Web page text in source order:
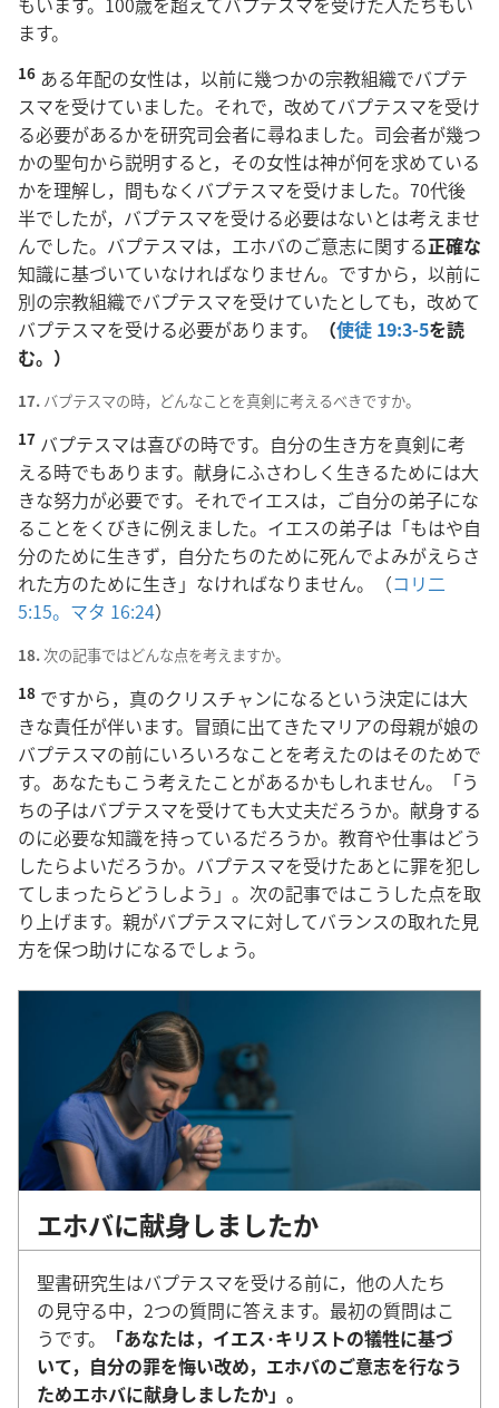
ます。
16 ある年配の女性は，以前に幾つかの宗教組織でバプテ
スマを受けていました。それで，改めてバプテスマを受け
る必要があるかを研究司会者に尋ねました。司会者が幾つ
かの聖句から説明すると，その女性は神が何を求めている
かを理解し，間もなくバプテスマを受けました。70代後
半でしたが，バプテスマを受ける必要はないとは考えませ
んでした。バプテスマは，エホバのご意志に関する正確な
知識に基づいていなければなりません。ですから，以前に
別の宗教組織でバプテスマを受けていたとしても，改めて
バプテスマを受ける必要があります。
（使徒 19:3-5を読
む。）
17. バプテスマの時，どんなことを真剣に考えるべきですか。
17 バプテスマは喜びの時です。自分の生き方を真剣に考
える時でもあります。献身にふさわしく生きるためには大
きな努力が必要です。それでイエスは，ご自分の弟子にな
ることをくびきに例えました。イエスの弟子は「もはや自
分のために生きず，自分たちのために死んでよみがえらさ
れた方のために生き」なければなりません。（コリ二
5:15。 マタ 16:24）
18.次の記事ではどんな点を考えますか。
18 ですから，真のクリスチャンになるという決定には大
きな責任が伴います。冒頭に出てきたマリアの母親が娘の
バプテスマの前にいろいろなことを考えたのはそのためで
す。あなたもこう考えたことがあるかもしれません。「う
ちの子はバプテスマを受けても大丈夫だろうか。献身する
のに必要な知識を持っているだろうか。教育や仕事はどう
したらよいだろうか。バプテスマを受けたあとに罪を犯し
てしまったらどうしよう」。次の記事ではこうした点を取
り上げます。親がバプテスマに対してバランスの取れた見
方を保つ助けになるでしょう。
エホバに献身しましたか
聖書研究生はバプテスマを受ける前に，他の人たち
の見守る中，2つの質問に答えます。最初の質問はこ
うです。
「あなたは，イエス･キリストの犠牲に基づ
いて，自分の罪を悔い改め，エホバのご意志を行なう
ためエホバに献身しましたか」。